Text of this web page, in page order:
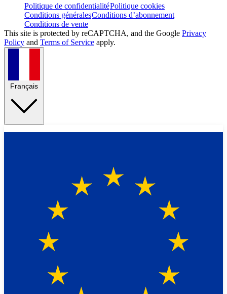
Politique de confidentialitéPolitique cookies
Conditions généralesConditions d’abonnement
Conditions de vente
This site is protected by reCAPTCHA, and the Google Privacy
Policy and Terms of Service apply.
Français